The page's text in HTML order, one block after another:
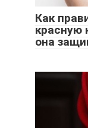
Как
красную
она